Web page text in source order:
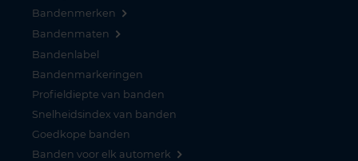
Bandenmerken
Bandenmaten
Bandenlabel
Bandenmarkeringen
Profieldiepte van banden
Snelheidsindex van banden
Goedkope banden
Banden voor elk automerk